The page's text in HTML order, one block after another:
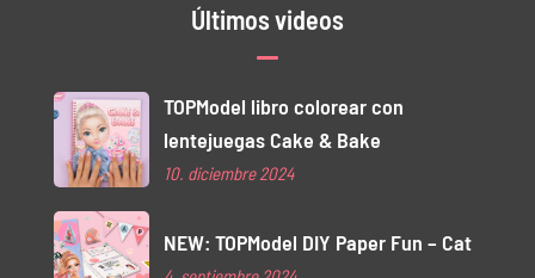
Últimos videos
TOPModel libro colorear con
lentejuegas Cake & Bake
10. diciembre 2024
NEW: TOPModel DIY Paper Fun – Cat